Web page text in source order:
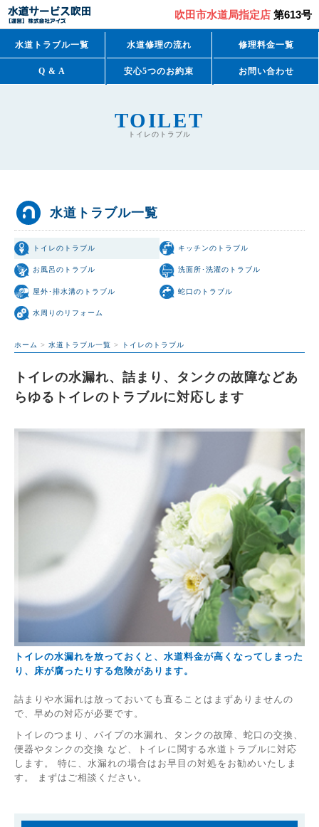
吹田市水道局指定店 第613号
水道トラブル一覧 水道修理の流れ 修理料金一覧
Q & A 安心5つのお約束 お問い合わせ
TOILET
トイレのトラブル
水道トラブル一覧
トイレのトラブル キッチンのトラブル
お風呂のトラブル 洗面所･洗濯のトラブル
屋外･排水溝のトラブル 蛇口のトラブル
水周りのリフォーム
ホーム > 水道トラブル一覧 > トイレのトラブル
トイレの水漏れ、詰まり、タンクの故障などあ
らゆるトイレのトラブルに対応します
トイレの水漏れを放っておくと、水道料金が高くなってしまった
り、床が腐ったりする危険があります。
詰まりや水漏れは放っておいても直ることはまずありませんの
で、早めの対応が必要です。
トイレのつまり、パイプの水漏れ、タンクの故障、蛇口の交換、
便器やタンクの交換 など、トイレに関する水道トラブルに対応
します。 特に、水漏れの場合はお早目の対処をお勧めいたしま
す。 まずはご相談ください。